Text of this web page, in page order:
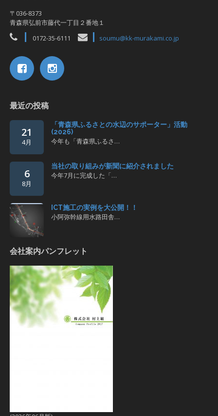
〒036-8373
青森県弘前市藤代一丁目２番地１
0172-35-6111
soumu@kk-murakami.co.jp
最近の投稿
21
4月
「青森県ふるさとの水辺のサポーター」活動
(2026)
今年も「青森県ふるさ…
6
8月
当社の取り組みが新聞に紹介されました
今年7月に完成した「…
ICT施工の実例を大公開！！
小阿弥幹線用水路田舎…
会社案内パンフレット